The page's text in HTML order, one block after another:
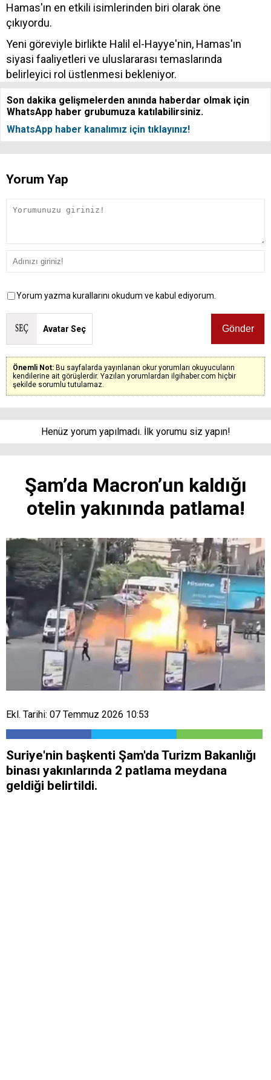
Hamas'ın en etkili isimlerinden biri olarak öne
çıkıyordu.
Yeni göreviyle birlikte Halil el-Hayye'nin, Hamas'ın
siyasi faaliyetleri ve uluslararası temaslarında
belirleyici rol üstlenmesi bekleniyor.
Son dakika gelişmelerden anında haberdar olmak için
WhatsApp haber grubumuza katılabilirsiniz.
WhatsApp haber kanalımız için tıklayınız!
Yorum Yap
Yorum yazma kurallarını okudum ve kabul ediyorum.
Avatar Seç
Önemli Not: Bu sayfalarda yayınlanan okur yorumları okuyucuların
kendilerine ait görüşlerdir. Yazılan yorumlardan ilgihaber.com hiçbir
şekilde sorumlu tutulamaz.
Henüz yorum yapılmadı. İlk yorumu siz yapın!
Şam’da Macron’un kaldığı
otelin yakınında patlama!
Ekl. Tarihi: 07 Temmuz 2026 10:53
Suriye'nin başkenti Şam'da Turizm Bakanlığı
binası yakınlarında 2 patlama meydana
geldiği belirtildi.